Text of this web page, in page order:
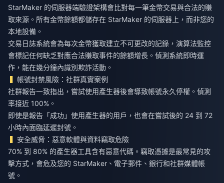
StarMaker 的伺服器端驗證架構會比對每一筆金幣交易與合法的賺
取來源。所有金幣餘額都儲存在 StarMaker 的伺服器上，而非您的
本地設備。
交易日誌系統會為每次金幣獲取建立不可更改的記錄，演算法監控
會標記任何缺乏對應合法賺取事件的餘額增長。偵測系統即時運
作，能在幾分鐘內識別欺詐活動。
帳號封禁風險：社群真實案例
社群報告一致指出，嘗試使用產生器後會導致帳號永久停權。偵測
率接近 100%。
即使是報告「成功」使用產生器的用戶，也會在嘗試後的 24 到 72
小時內面臨延遲封號。
安全威脅：惡意軟體與資料竊取危險
70% 到 80% 的產生器工具含有惡意代碼。竊取憑據是最常見的攻
擊方式，會危及您的 StarMaker、電子郵件、銀行和社群媒體帳
號。